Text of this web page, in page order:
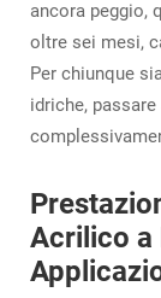
ancora peggio,
oltre sei mesi,
Per chiunque
idriche,
Acrilico a